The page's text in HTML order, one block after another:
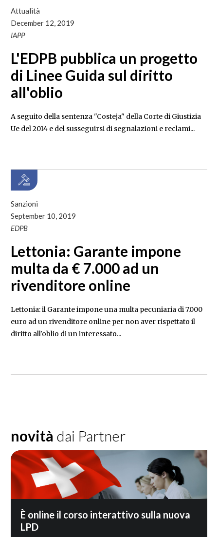
Attualità
December 12, 2019
IAPP
L'EDPB pubblica un progetto
di Linee Guida sul diritto
all'oblio
A seguito della sentenza "Costeja" della Corte di Giustizia
Ue del 2014 e del susseguirsi di segnalazioni e reclami...
Sanzioni
September 10, 2019
EDPB
Lettonia: Garante impone
multa da € 7.000 ad un
rivenditore online
Lettonia: il Garante impone una multa pecuniaria di 7.000
euro ad un rivenditore online per non aver rispettato il
diritto all'oblio di un interessato...
novità dai Partner
È online il corso interattivo sulla nuova
LPD